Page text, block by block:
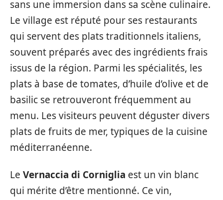
sans une immersion dans sa scène culinaire.
Le village est réputé pour ses restaurants
qui servent des plats traditionnels italiens,
souvent préparés avec des ingrédients frais
issus de la région. Parmi les spécialités, les
plats à base de tomates, d’huile d’olive et de
basilic se retrouveront fréquemment au
menu. Les visiteurs peuvent déguster divers
plats de fruits de mer, typiques de la cuisine
méditerranéenne.
Le Vernaccia di Corniglia est un vin blanc
qui mérite d’être mentionné. Ce vin,